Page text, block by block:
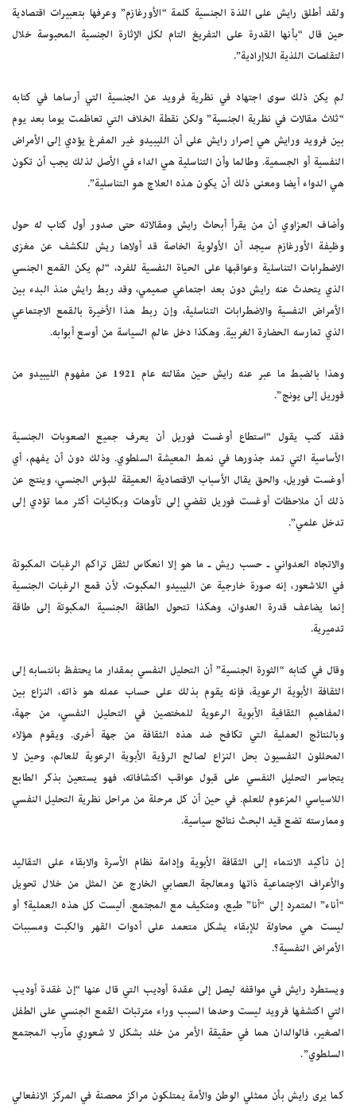
ولقد أطلق رايش على اللذة الجنسية كلمة “الأورغازم” وعرفها بتعبيرات اقتصادية
حين قال “بأنها القدرة على التفريغ التام لكل الإثارة الجنسية المحبوسة خلال
التقلصات اللذية اللاإرادية”.
لم يكن ذلك سوى اجتهاد في نظرية فرويد عن الجنسية التي أرساها في كتابه
“ثلاث مقالات في نظرية الجنسية” ولكن نقطة الخلاف التي تعاظمت يوما بعد يوم
بين فرويد ورايش هي إصرار رايش على أن الليبيدو غير المفرغ يؤدي إلى الأمراض
النفسية أو الجسمية. وطالما وأن التناسلية هي الداء في الأصل لذلك يجب أن تكون
هي الدواء أيضا ومعنى ذلك أن يكون هذه العلاج هو التناسلية”.
وأضاف العزاوي أن من يقرأ أبحاث رايش ومقالاته حتى صدور أول كتاب له حول
وظيفة الأورغازم سيجد أن الأولوية الخاصة قد أولاها ريش للكشف عن مغزى
الاضطرابات التناسلية وعواقبها على الحياة النفسية للفرد، “لم يكن القمع الجنسي
الذي يتحدث عنه رايش دون بعد اجتماعي صميمي، وقد ربط رايش منذ البدء بين
الأمراض النفسية والاضطرابات التناسلية، وإن ربط هذا الأخيرة بالقمع الاجتماعي
الذي تمارسه الحضارة الغربية. وهكذا دخل عالم السياسة من أوسع أبوابه.
وهذا بالضبط ما عبر عنه رايش حين مقالته عام 1921 عن مفهوم الليبيدو من
فوريل إلى يونج”.
فقد كتب يقول “استطاع أوغست فوريل أن يعرف جميع الصعوبات الجنسية
الأساسية التي تمد جذورها في نمط المعيشة السلطوي. وذلك دون أن يفهم، أي
أوغست فوريل، والحق يقال الأسباب الاقتصادية العميقة للبؤس الجنسي، وينتج عن
ذلك أن ملاحظات أوغست فوريل تفضي إلى تأوهات وبكائيات أكثر مما تؤدي إلى
تدخل علمي”.
والاتجاه العدواني ـ حسب ريش ـ ما هو إلا انعكاس لثقل تراكم الرغبات المكبوتة
في اللاشعور، إنه صورة خارجية عن الليبيدو المكبوت، لأن قمع الرغبات الجنسية
إنما يضاعف قدرة العدوان، وهكذا تتحول الطاقة الجنسية المكبوتة إلى طاقة
تدميرية.
وقال في كتابه “الثورة الجنسية” أن التحليل النفسي بمقدار ما يحتفظ بانتسابه إلى
الثقافة الأبوية الرعوية، فإنه يقوم بذلك على حساب عمله هو ذاته، النزاع بين
المفاهيم الثقافية الأبوية الرعوية للمختصين في التحليل النفسي، من جهة،
وبالنتائج العملية التي تكافح ضد هذه الثقافة من جهة أخرى. ويقوم هؤلاء
المحللون النفسيون بحل النزاع لصالح الرؤية الأبوية الرعوية للعالم، وحين لا
يتجاسر التحليل النفسي على قبول عواقب اكتشافاته، فهو يستعين بذكر الطابع
اللاسياسي المزعوم للعلم. في حين أن كل مرحلة من مراحل نظرية التحليل النفسي
وممارسته تضع قيد البحث نتائج سياسية.
إن تأكيد الانتماء إلى الثقافة الأبوية وإدامة نظام الأسرة والابقاء على التقاليد
والأعراف الاجتماعية ذاتها ومعالجة العصابي الخارج عن المثل من خلال تحويل
“أناء” المتمرد إلى “أنا” طيع، ومتكيف مع المجتمع. أليست كل هذه العملية؟ أو
ليست هي محاولة للإبقاء يشكل متعمد على أدوات القهر والكبت ومسببات
الأمراض النفسية؟.
ويستطرد رايش في مواقفه ليصل إلى عقدة أوديب التي قال عنها “إن غقدة أوديب
التي اكتشفها فرويد ليست وحدها السبب وراء مترتبات القمع الجنسي على الطفل
الصغير، فالوالدان هما في حقيقة الأمر من خلد بشكل لا شعوري مآرب المجتمع
السلطوي”.
كما يرى رايش بأن ممثلي الوطن والأمة يمتلكون مراكز محصنة في المركز الانفعالي